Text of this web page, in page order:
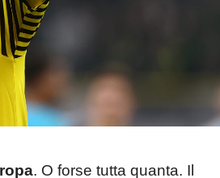
. O forse tutta quanta. Il